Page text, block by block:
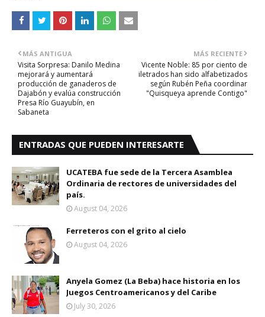
MÁS RECIENTE
Vicente Noble: 85 por ciento de
iletrados han sido alfabetizados
según Rubén Peña coordinar
"Quisqueya aprende Contigo"
MÁS ANTIGUA
Visita Sorpresa: Danilo Medina
mejorará y aumentará
producción de ganaderos de
Dajabón y evalúa construcción
Presa Río Guayubín, en
Sabaneta
ENTRADAS QUE PUEDEN INTERESARTE
UCATEBA fue sede de la Tercera Asamblea
Ordinaria de rectores de universidades del
país.
August 04, 2026
Ferreteros con el grito al cielo
August 04, 2026
Anyela Gomez (La Beba) hace historia en los
Juegos Centroamericanos y del Caribe
July 30, 2026